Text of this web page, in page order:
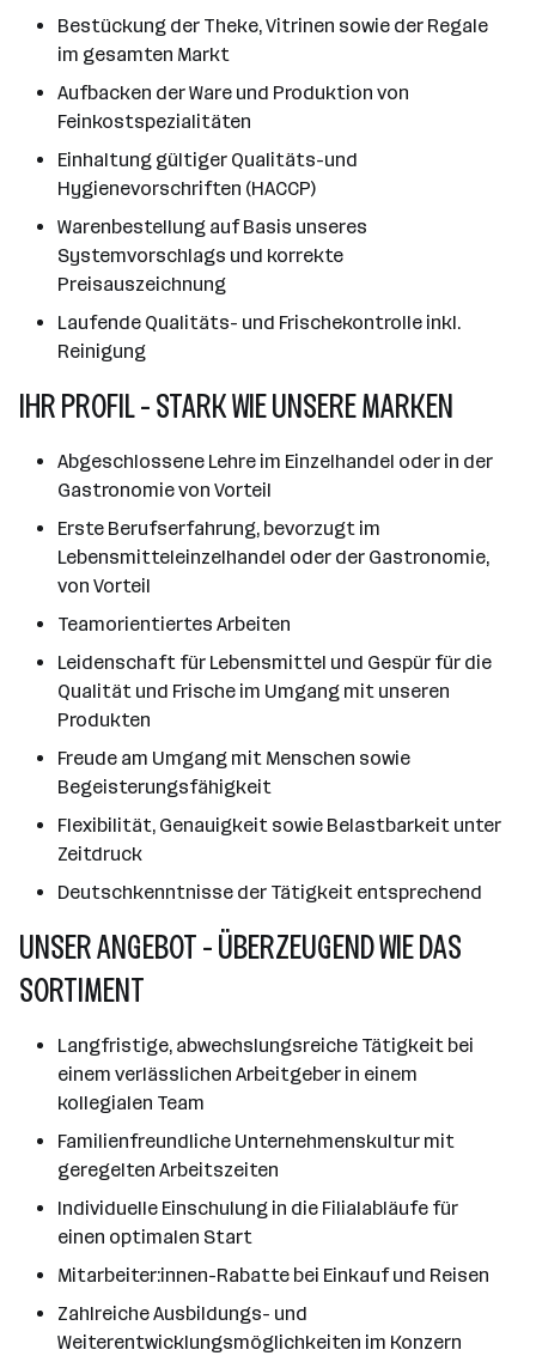
Bestückung der Theke, Vitrinen sowie der Regale
im gesamten Markt
Aufbacken der Ware und Produktion von
Feinkostspezialitäten
Einhaltung gültiger Qualitäts-und
Hygienevorschriften (HACCP)
Warenbestellung auf Basis unseres
Systemvorschlags und korrekte
Preisauszeichnung
Laufende Qualitäts- und Frischekontrolle inkl.
Reinigung
IHR PROFIL - STARK WIE UNSERE MARKEN
Abgeschlossene Lehre im Einzelhandel oder in der
Gastronomie von Vorteil
Erste Berufserfahrung, bevorzugt im
Lebensmitteleinzelhandel oder der Gastronomie,
von Vorteil
Teamorientiertes Arbeiten
Leidenschaft für Lebensmittel und Gespür für die
Qualität und Frische im Umgang mit unseren
Produkten
Freude am Umgang mit Menschen sowie
Begeisterungsfähigkeit
Flexibilität, Genauigkeit sowie Belastbarkeit unter
Zeitdruck
Deutschkenntnisse der Tätigkeit entsprechend
UNSER ANGEBOT - ÜBERZEUGEND WIE DAS
SORTIMENT
Langfristige, abwechslungsreiche Tätigkeit bei
einem verlässlichen Arbeitgeber in einem
kollegialen Team
Familienfreundliche Unternehmenskultur mit
geregelten Arbeitszeiten
Individuelle Einschulung in die Filialabläufe für
einen optimalen Start
Mitarbeiter:innen-Rabatte bei Einkauf und Reisen
Zahlreiche Ausbildungs- und
Weiterentwicklungsmöglichkeiten im Konzern